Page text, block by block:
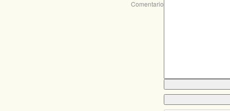
Comentario